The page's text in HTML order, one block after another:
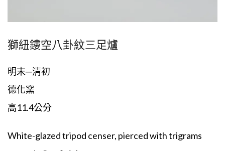
獅紐鏤空八卦紋三足爐
明末─清初
德化窯
高11.4公分
White-glazed tripod censer, pierced with trigrams